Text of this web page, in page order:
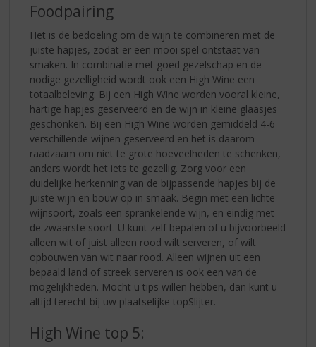
Foodpairing
Het is de bedoeling om de wijn te combineren met de
juiste hapjes, zodat er een mooi spel ontstaat van
smaken. In combinatie met goed gezelschap en de
nodige gezelligheid wordt ook een High Wine een
totaalbeleving. Bij een High Wine worden vooral kleine,
hartige hapjes geserveerd en de wijn in kleine glaasjes
geschonken. Bij een High Wine worden gemiddeld 4-6
verschillende wijnen geserveerd en het is daarom
raadzaam om niet te grote hoeveelheden te schenken,
anders wordt het iets te gezellig. Zorg voor een
duidelijke herkenning van de bijpassende hapjes bij de
juiste wijn en bouw op in smaak. Begin met een lichte
wijnsoort, zoals een sprankelende wijn, en eindig met
de zwaarste soort. U kunt zelf bepalen of u bijvoorbeeld
alleen wit of juist alleen rood wilt serveren, of wilt
opbouwen van wit naar rood. Alleen wijnen uit een
bepaald land of streek serveren is ook een van de
mogelijkheden. Mocht u tips willen hebben, dan kunt u
altijd terecht bij uw plaatselijke topSlijter.
High Wine top 5: